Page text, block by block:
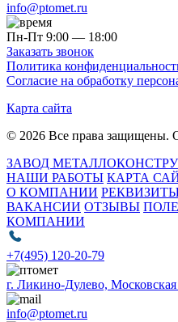
info@ptomet.ru
Пн-Пт 9:00 — 18:00
Заказать звонок
Политика
Согласие на обработку
Карта сайта
© 2026 Все права
ЗАВОД
НАШИ РАБОТЫ КАРТА
О КОМПАНИИ
ВАКАНСИИ ОТЗЫВЫ
КОМПАНИИ
+7(495) 120-20-79
г. Ликино-Дулево,
info@ptomet.ru